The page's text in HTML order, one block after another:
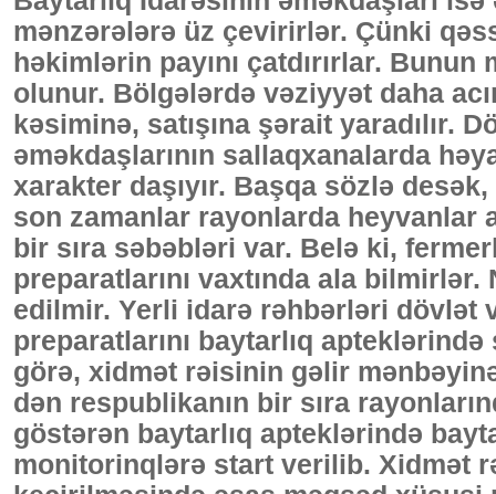
mənzərələrə üz çevirirlər. Çünki
həkimlərin payını çatdırırlar.
olunur. Bölgələrdə vəziyyət daha
kəsiminə, satışına şərait yaradılır.
əməkdaşlarının sallaqxanalarda
xarakter daşıyır. Başqa sözlə
son zamanlar rayonlarda heyvanlar
bir sıra səbəbləri var. Belə ki,
preparatlarını vaxtında ala
edilmir. Yerli idarə rəhbərləri dövlət
preparatlarını baytarlıq
görə, xidmət rəisinin gəlir
dən respublikanın bir sıra
göstərən baytarlıq apteklərində
monitorinqlərə start verilib. Xidmət